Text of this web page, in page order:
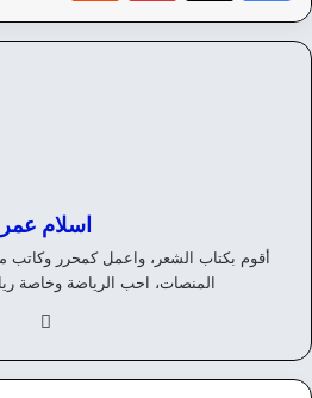
اسلام عمر
أقوم بكتاب الشعر، واعمل كمحرر وكاتب
المنصات، احب الرياضة وخاصة
وك